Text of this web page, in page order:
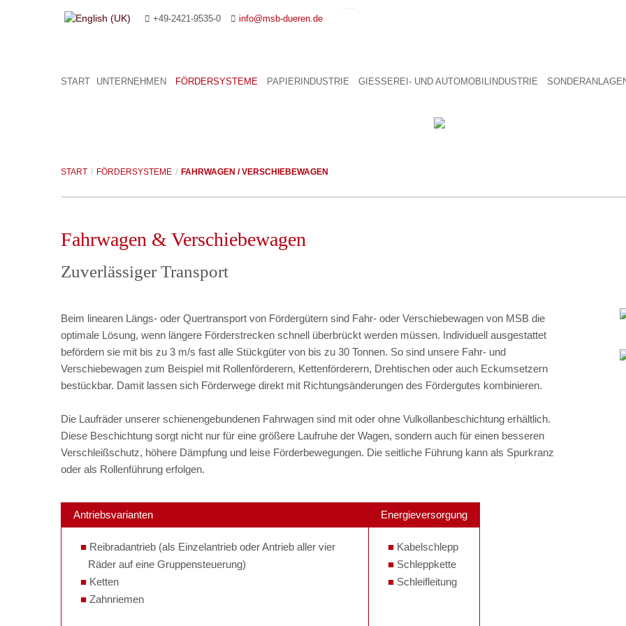
+49-2421-9535-0 info@msb-dueren.de
START UNTERNEHMEN FÖRDERSYSTEME PAPIERINDUSTRIE GIESSEREI- UND AUTOMOBILINDUSTRIE
START / FÖRDERSYSTEME / FAHRWAGEN / VERSCHIEBEWAGEN
Fahrwagen & Verschiebewagen
Zuverlässiger Transport
Beim linearen Längs- oder Quertransport von Fördergütern sind Fahr- oder Verschiebewagen von MSB die
optimale Lösung, wenn längere Förderstrecken schnell überbrückt werden müssen. Individuell ausgestattet
befördern sie mit bis zu 3 m/s fast alle Stückgüter von bis zu 30 Tonnen. So sind unsere Fahr- und
Verschiebewagen zum Beispiel mit Rollenförderern, Kettenförderern, Drehtischen oder auch Eckumsetzern
bestückbar. Damit lassen sich Förderwege direkt mit Richtungsänderungen des Fördergutes kombinieren.
Die Laufräder unserer schienengebundenen Fahrwagen sind mit oder ohne Vulkollanbeschichtung erhältlich.
Diese Beschichtung sorgt nicht nur für eine größere Laufruhe der Wagen, sondern auch für einen besseren
Verschleißschutz, höhere Dämpfung und leise Förderbewegungen. Die seitliche Führung kann als Spurkranz
oder als Rollenführung erfolgen.
Antriebsvarianten Energieversorgung
Reibradantrieb (als Einzelantrieb oder Antrieb aller vier
Räder auf eine Gruppensteuerung)
Ketten
Zahnriemen
Kabelschlepp
Schleppkette
Schleifleitung